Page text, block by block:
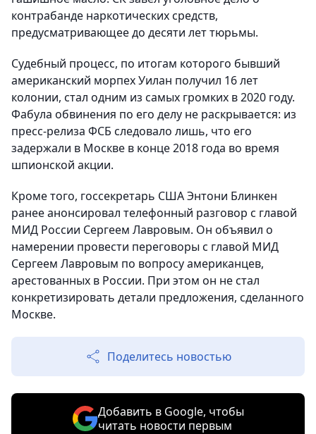
контрабанде наркотических средств,
предусматривающее до десяти лет тюрьмы.
Судебный процесс, по итогам которого бывший
американский морпех Уилан получил 16 лет
колонии, стал одним из самых громких в 2020 году.
Фабула обвинения по его делу не раскрывается: из
пресс-релиза ФСБ следовало лишь, что его
задержали в Москве в конце 2018 года во время
шпионской акции.
Кроме того, госсекретарь США Энтони Блинкен
ранее анонсировал телефонный разговор с главой
МИД России Сергеем Лавровым. Он объявил о
намерении провести переговоры с главой МИД
Сергеем Лавровым по вопросу американцев,
арестованных в России. При этом он не стал
конкретизировать детали предложения, сделанного
Москве.
Поделитесь новостью
Добавить в Google, чтобы
читать новости первым